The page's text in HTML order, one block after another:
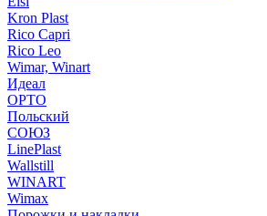
Kron Plast
Rico Capri
Rico Leo
Wimar, Winart
Идеал
ОРТО
Польский
СОЮЗ
LinePlast
Wallstill
WINART
Wimax